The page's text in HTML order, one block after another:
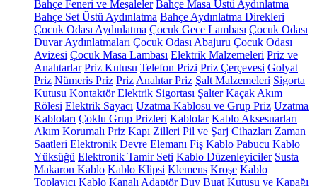
Bahçe Feneri ve Meşaleler Bahçe Masa Üstü Aydınlatma
Bahçe Set Üstü Aydınlatma Bahçe Aydınlatma Direkleri
Çocuk Odası Aydınlatma Çocuk Gece Lambası Çocuk Odası
Duvar Aydınlatmaları Çocuk Odası Abajuru Çocuk Odası
Avizesi Çocuk Masa Lambası Elektrik Malzemeleri Priz ve
Anahtarlar Priz Kutusu Telefon Prizi Priz Çerçevesi Golyat
Priz Nümeris Priz Priz Anahtar Priz Şalt Malzemeleri Sigorta
Kutusu Kontaktör Elektrik Sigortası Şalter Kaçak Akım
Rölesi Elektrik Sayacı Uzatma Kablosu ve Grup Priz Uzatma
Kabloları Çoklu Grup Prizleri Kablolar Kablo Aksesuarları
Akım Korumalı Priz Kapı Zilleri Pil ve Şarj Cihazları Zaman
Saatleri Elektronik Devre Elemanı Fiş Kablo Pabucu Kablo
Yüksüğü Elektronik Tamir Seti Kablo Düzenleyiciler Susta
Makaron Kablo Kablo Klipsi Klemens Kroşe Kablo
Toplayıcı Kablo Kanalı Adaptör Duy Buat Kutusu ve Kapağı